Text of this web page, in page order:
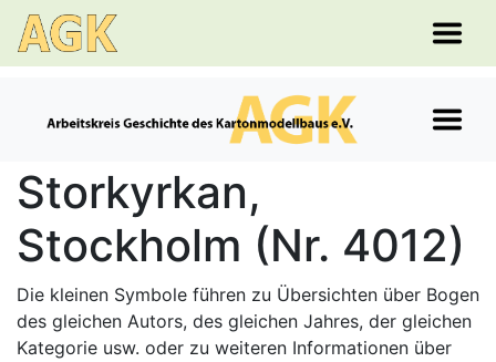
Storkyrkan,
Stockholm (Nr. 4012)
Die kleinen Symbole führen zu Übersichten über Bogen
des gleichen Autors, des gleichen Jahres, der gleichen
Kategorie usw. oder zu weiteren Informationen über